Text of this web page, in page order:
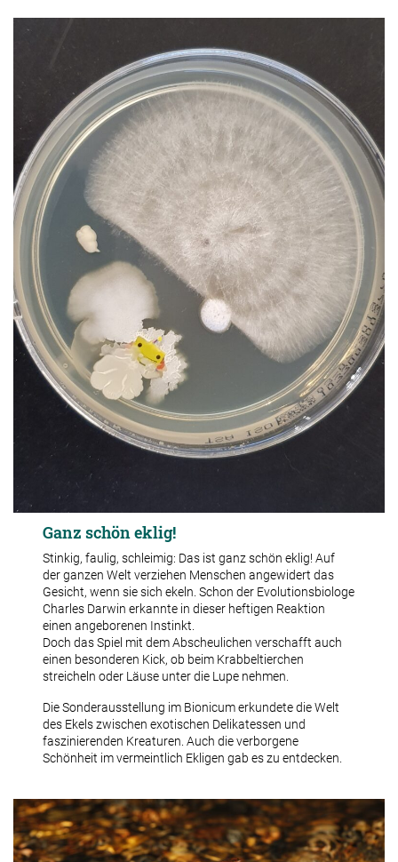
Ganz schön eklig!
Stinkig, faulig, schleimig: Das ist ganz schön eklig! Auf
der ganzen Welt verziehen Menschen angewidert das
Gesicht, wenn sie sich ekeln. Schon der Evolutionsbiologe
Charles Darwin erkannte in dieser heftigen Reaktion
einen angeborenen Instinkt.
Doch das Spiel mit dem Abscheulichen verschafft auch
einen besonderen Kick, ob beim Krabbeltierchen
streicheln oder Läuse unter die Lupe nehmen.
Die Sonderausstellung im Bionicum erkundete die Welt
des Ekels zwischen exotischen Delikatessen und
faszinierenden Kreaturen. Auch die verborgene
Schönheit im vermeintlich Ekligen gab es zu entdecken.